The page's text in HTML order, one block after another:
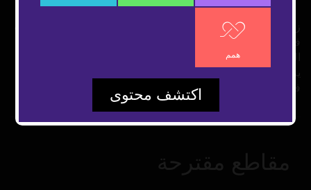
زيادة عدد النساء اللاتي يبنين العالم ورشة الفتيات مدرسة أُنشأت
يزيد من ثقتهن بأنفسهن ويشجعهن على إظهار المزيد من الإبداع
في هذا المجال
مقاطع مقترحة
همم
اكتشف محتوى